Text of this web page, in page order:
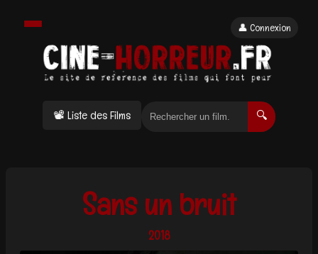
📽 Liste des Films 🔍
👤 Connexion
Sans un bruit
2018